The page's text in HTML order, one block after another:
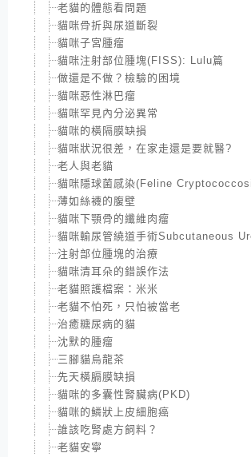
老貓的體態看問題
貓咪骨折與尿道斷裂
貓咪子宮腫瘤
貓咪注射部位腫塊(FISS): Lulu篇
做還是不做？檢驗的困境
貓咪惡性淋巴瘤
貓咪罕見內分泌異常
貓咪的橫隔膜缺損
貓咪狀況很差，在家走還是要就醫?
老人與老貓
貓咪隱球菌感染(Feline
薄如絲襪的腹壁
貓咪下顎骨的纖維肉瘤
貓咪輸尿管繞道手術Subcutaneous
注射部位腫塊的治療
貓咪清耳朵的錯誤作法
老貓照護檔案：米米
老貓不怕死，只怕被當老
治癒糖尿病的貓
沈默的腫瘤
三腳貓烏龍茶
先天橫膈膜缺損
貓咪的多囊性腎臟病(PKD)
貓咪的鱗狀上皮細胞癌
誰該吃腎處方飼料？
老貓安寧